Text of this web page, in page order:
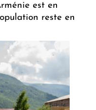
est en
reste en